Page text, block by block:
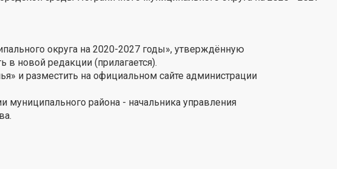
округа на 2020-2027 годы», утверждённую
новой редакции (прилагается).
и разместить на официальном сайте администрации
муниципального района - начальника управления